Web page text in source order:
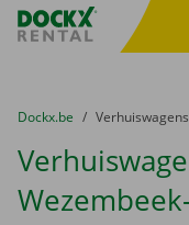
Fratello DEMO
U bevindt zich hier:
van
Dockx.be naar
Verhuiswagens